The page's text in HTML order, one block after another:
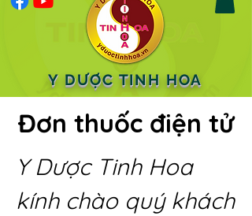
Y DƯỢC TINH HOA
Đơn thuốc điện tử
Y Dược Tinh Hoa
kính chào quý khách